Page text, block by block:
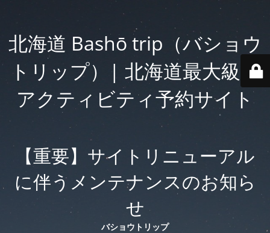
北海道 Bashō trip（バショウ
トリップ）| 北海道最大級の
アクティビティ予約サイト
【重要】サイトリニューアル
に伴うメンテナンスのお知ら
せ
バショウトリップ